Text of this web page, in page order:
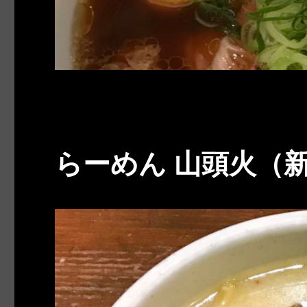
らーめん 山頭火（